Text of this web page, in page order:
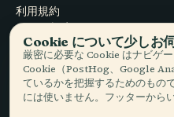
利用規約
Cookie設定
アカウント削除
© 2026 Audiala · スイス・モルジュ
Cookie について少しお伺
厳密に必要な Cookie はナビゲ
Cookie（PostHog、Google
ているかを把握するためのもの
には使いません。フッターから